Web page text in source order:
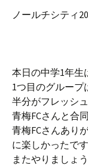
ノールチシティ
本日の中学1年生
1つ目のグループ
半分がフレッシ
青梅FCさんと合
青梅FCさんあり
に楽しかったです
またやりましょう